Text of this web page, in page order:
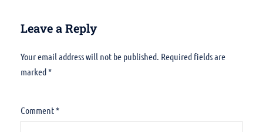
Leave a Reply
Your email address will not be published. Required fields are
marked*
Comment*
Alternative: